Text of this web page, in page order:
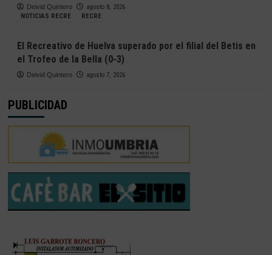
Deivid Quintero
agosto 8, 2026
NOTICIAS RECRE
RECRE
El Recreativo de Huelva superado por el filial del Betis en
el Trofeo de la Bella (0-3)
Deivid Quintero agosto 7, 2026
PUBLICIDAD